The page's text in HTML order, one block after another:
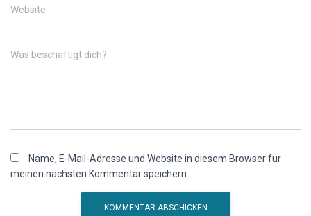
Website
Was beschäftigt dich?
Name, E-Mail-Adresse und Website in diesem Browser für
meinen nächsten Kommentar speichern.